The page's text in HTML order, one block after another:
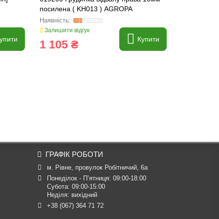
посилена ( KH013 ) AGROPA
Залишити відгук
1 105 ₴ Купити
ГРАФІК РОБОТИ
м. Рівне, провулок Робітничий, 6а
Понеділок - П’ятниця: 09:00-18:00
Субота: 09:00-15:00
Неділя: вихідний
+38 (067) 364 71 72